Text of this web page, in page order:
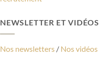
NEWSLETTER ET VIDÉOS
Nos newsletters / Nos vidéos